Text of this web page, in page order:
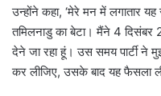
उन्होंने कहा, ‘मेरे मन में लगातार यह
तमिलनाडु का बेटा। मैंने 4 दिसंबर
देने जा रहा हूं। उस समय पार्टी ने
कर लीजिए, उसके बाद यह फैसला